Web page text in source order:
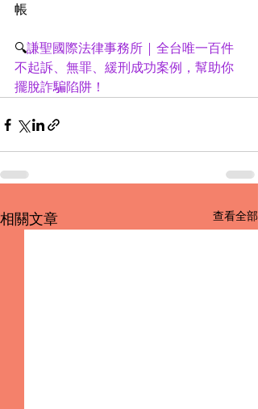
帳
🔍謙聖國際法律事務所 | 全台唯一百件
不起訴、無罪、緩刑成功案例，幫助你
擺脫詐騙陷阱！
相關文章 查看全部